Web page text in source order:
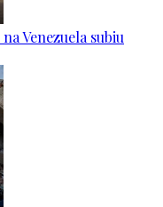
Venezuela subiu